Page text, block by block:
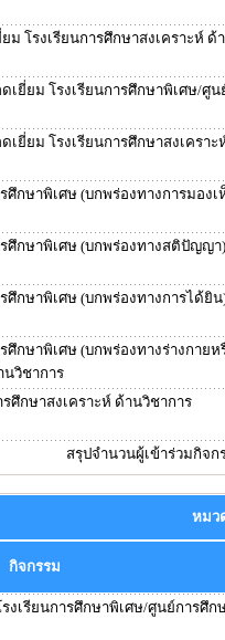
ม โรงเรียนการศึกษาสงเคราะห์ ด้
เยี่ยม โรงเรียนการศึกษาพิเศษ/ศูน
ยี่ยม โรงเรียนการศึกษาสงเคราะ
ศึกษาพิเศษ (บกพร่องทางการมองเ
ศึกษาพิเศษ (บกพร่องทางสติปัญญา)
ศึกษาพิเศษ (บกพร่องทางการได้ยิน
ศึกษาพิเศษ (บกพร่องทางร่างกายห
นวิชาการ
ศึกษาสงเคราะห์ ด้านวิชาการ
สรุปจำนวนผู้เข้าร่วมกิจก
หมว
กิจกรรม
งเรียนการศึกษาพิเศษ/ศูนย์การศึก